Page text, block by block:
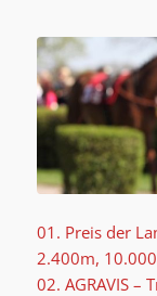
01. Preis der
2.400m, 10.000
02. AGRAVIS –